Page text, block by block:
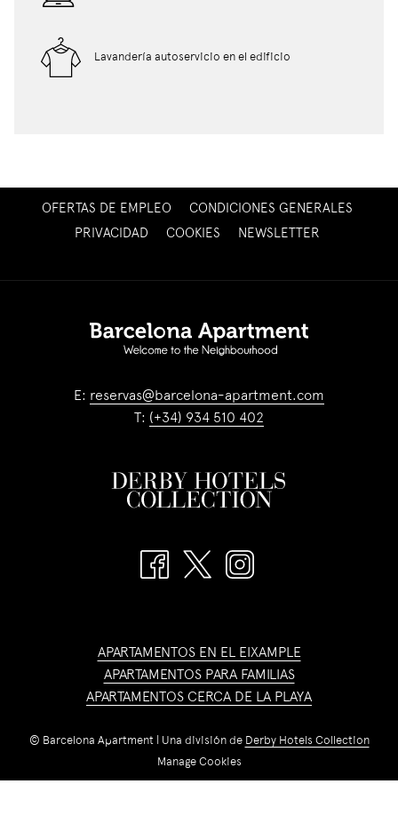
Lavandería autoservicio en el edificio
OFERTAS DE EMPLEOABRE
EN
CONDICIONES GENERALES
PRIVACIDAD
COOKIES NEWSLETTER
E: reservas@barcelona-apartment.com
T: (+34) 934 510 402
APARTAMENTOS EN EL EIXAMPLE
APARTAMENTOS PARA FAMILIAS
APARTAMENTOS CERCA DE LA PLAYA
© Barcelona Apartment | Una división de Derby Hotels Collection
Manage Cookies